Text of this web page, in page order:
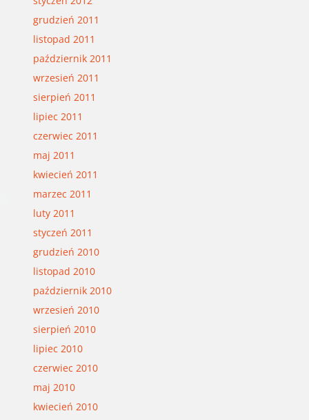
grudzień 2011
listopad 2011
październik 2011
wrzesień 2011
sierpień 2011
lipiec 2011
czerwiec 2011
maj 2011
kwiecień 2011
marzec 2011
luty 2011
styczeń 2011
grudzień 2010
listopad 2010
październik 2010
wrzesień 2010
sierpień 2010
lipiec 2010
czerwiec 2010
maj 2010
kwiecień 2010